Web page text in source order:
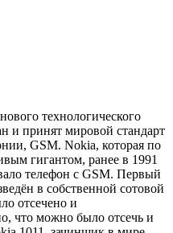
технологического
и принят мировой стандарт
GSM. Nokia, которая по
гигантом, ранее в 1991
телефон с GSM. Первый
в собственной сотовой
отсечено и
что можно было отсечь и